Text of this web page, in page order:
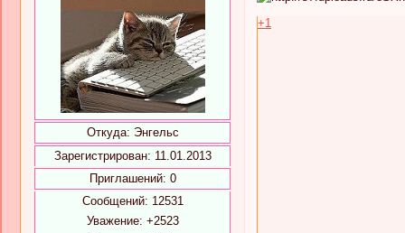
Откуда: Энгельс
Зарегистрирован: 11.01.2013
Приглашений: 0
Сообщений: 12531
Уважение: +2523
+1